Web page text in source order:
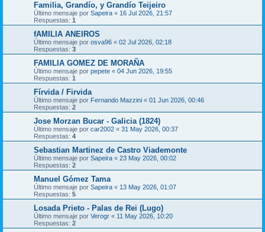
Familia, Grandío, y Grandío Teijeiro
Último mensaje por Sapeira « 16 Jul 2026, 21:57
Respuestas: 1
fAMILIA ANEIROS
Último mensaje por osva96 « 02 Jul 2026, 02:18
Respuestas: 3
FAMILIA GOMEZ DE MORAÑA
Último mensaje por pepete « 04 Jun 2026, 19:55
Respuestas: 1
Fírvida / Firvida
Último mensaje por Fernando Mazzini « 01 Jun 2026, 00:46
Respuestas: 2
Jose Morzan Bucar - Galicia (1824)
Último mensaje por car2002 « 31 May 2026, 00:37
Respuestas: 4
Sebastian Martinez de Castro Viademonte
Último mensaje por Sapeira « 23 May 2026, 00:02
Respuestas: 2
Manuel Gómez Tama
Último mensaje por Sapeira « 13 May 2026, 01:07
Respuestas: 5
Losada Prieto - Palas de Rei (Lugo)
Último mensaje por Verogr « 11 May 2026, 10:20
Respuestas: 2